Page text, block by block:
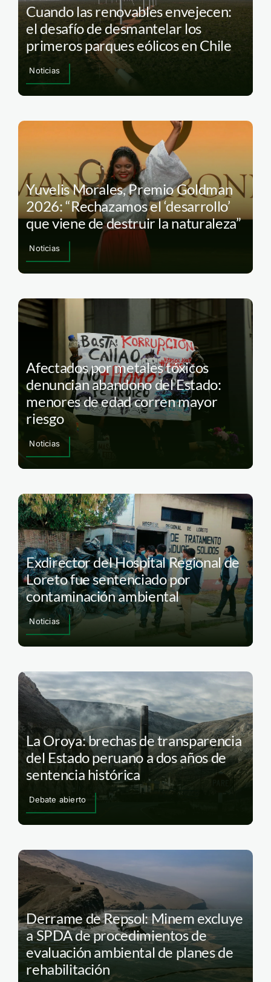
Cuando las renovables envejecen:
el desafío de desmantelar los
primeros parques eólicos en Chile
Noticias
Yuvelis Morales, Premio Goldman
2026: “Rechazamos el ‘desarrollo’
que viene de destruir la naturaleza”
Noticias
Afectados por metales tóxicos
denuncian abandono del Estado:
menores de edad corren mayor
riesgo
Noticias
Exdirector del Hospital Regional de
Loreto fue sentenciado por
contaminación ambiental
Noticias
La Oroya: brechas de transparencia
del Estado peruano a dos años de
sentencia histórica
Debate abierto
Derrame de Repsol: Minem excluye
a SPDA de procedimientos de
evaluación ambiental de planes de
rehabilitación